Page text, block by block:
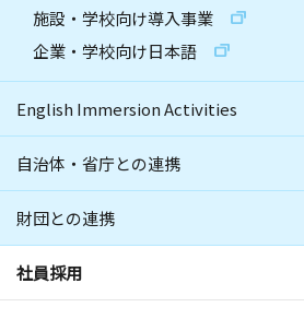
施設・学校向け導入事業
企業・学校向け日本語
English Immersion Activities
自治体・省庁との連携
財団との連携
社員採用